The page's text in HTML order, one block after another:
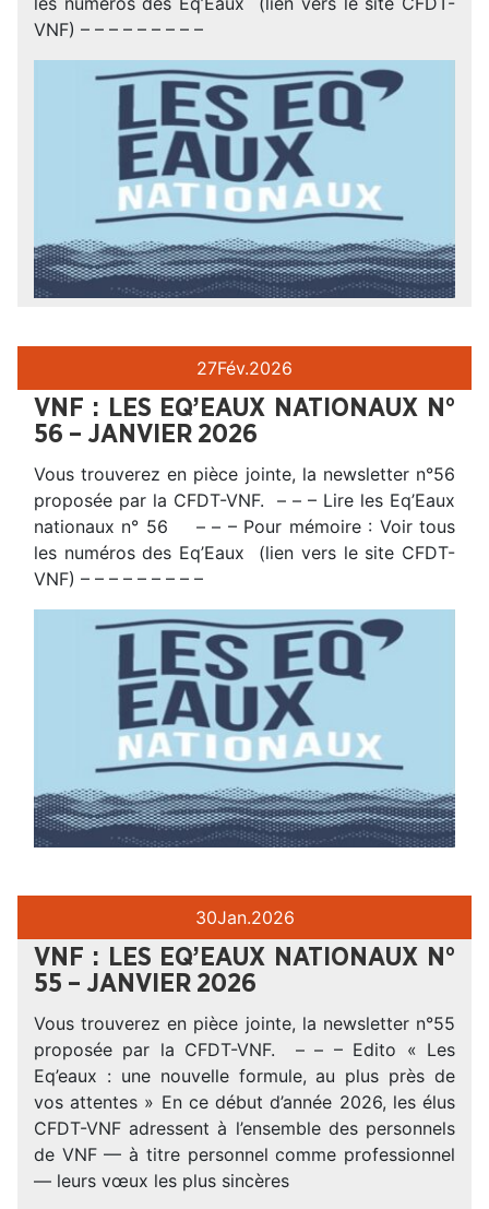
VNF) – – – – – – – – –
27Fév.2026
VNF : LES EQ’EAUX NATIONAUX N°
56 – JANVIER 2026
Vous trouverez en pièce jointe, la newsletter n°56
proposée par la CFDT-VNF. – – – Lire les Eq’Eaux
nationaux n° 56 – – – Pour mémoire : Voir tous
les numéros des Eq’Eaux (lien vers le site CFDT-
VNF) – – – – – – – – –
30Jan.2026
VNF : LES EQ’EAUX NATIONAUX N°
55 – JANVIER 2026
Vous trouverez en pièce jointe, la newsletter n°55
proposée par la CFDT-VNF. – – – Edito « Les
Eq’eaux : une nouvelle formule, au plus près de
vos attentes » En ce début d’année 2026, les élus
CFDT-VNF adressent à l’ensemble des personnels
de VNF — à titre personnel comme professionnel
— leurs vœux les plus sincères